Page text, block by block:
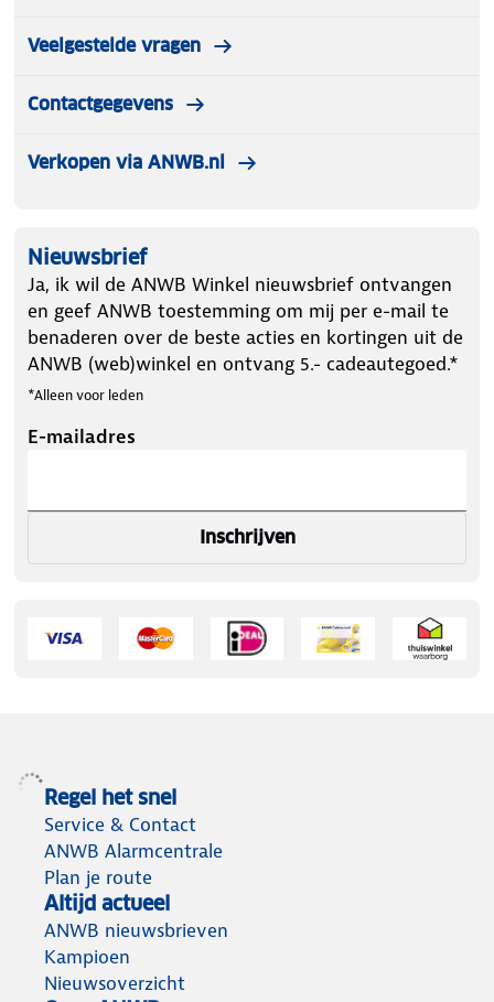
Veelgestelde vragen
Contactgegevens
Verkopen via ANWB.nl
Nieuwsbrief
Ja, ik wil de ANWB Winkel nieuwsbrief ontvangen
en geef ANWB toestemming om mij per e-mail te
benaderen over de beste acties en kortingen uit de
ANWB (web)winkel en ontvang 5.- cadeautegoed.*
*Alleen voor leden
E-mailadres
Inschrijven
Regel het snel
Service & Contact
ANWB Alarmcentrale
Plan je route
Altijd actueel
ANWB nieuwsbrieven
Kampioen
Nieuwsoverzicht